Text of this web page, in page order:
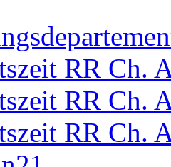
RR Ch.
RR Ch.
RR Ch.